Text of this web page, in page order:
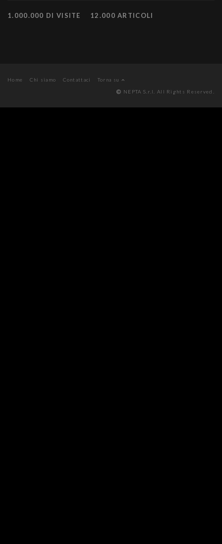
1.000.000 DI VISITE 12.000 ARTICOLI
Home Chi siamo Contattaci
Torna su
NEPTA S.r.l. All Rights Reserved.